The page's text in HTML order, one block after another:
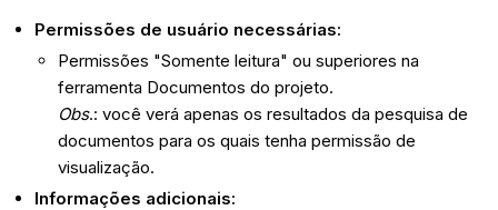
Permissões de usuário necessárias:
Permissões "Somente leitura" ou superiores na
ferramenta Documentos do projeto.
Obs.: você verá apenas os resultados da pesquisa de
documentos para os quais tenha permissão de
visualização.
Informações adicionais: